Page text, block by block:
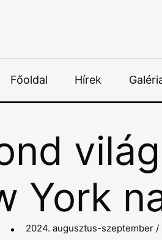
Főoldal Hírek
York
2024. augusztus-szeptember /